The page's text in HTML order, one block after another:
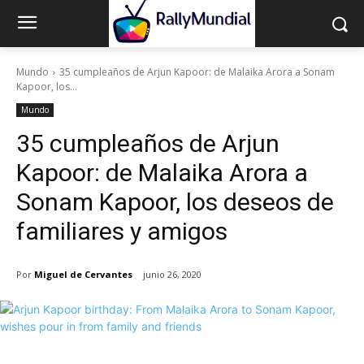
Mundo
35 cumpleaños de Arjun Kapoor: de Malaika Arora a Sonam
Kapoor, los...
Mundo
35 cumpleaños de Arjun
Kapoor: de Malaika Arora a
Sonam Kapoor, los deseos de
familiares y amigos
Por Miguel de Cervantes junio 26, 2020